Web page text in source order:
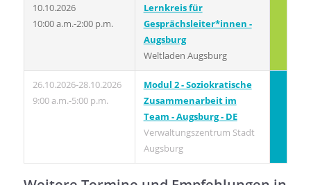
10.10.2026
10:00 a.m.-2:00 p.m.
Lernkreis für
Gesprächsleiter*innen -
Augsburg
Weltladen Augsburg
26.10.2026-28.10.2026
9:00 a.m.-5:00 p.m.
Modul 2 - Soziokratische
Zusammenarbeit im
Team - Augsburg - DE
Verwaltungszentrum Stadt
Augsburg